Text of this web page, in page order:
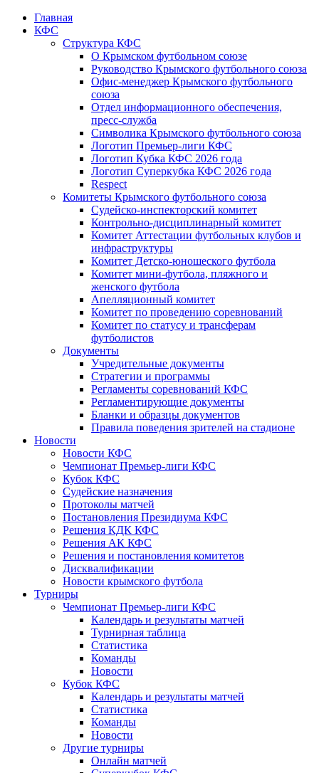
Главная
КФС
Структура КФС
О Крымском футбольном союзе
Руководство Крымского футбольного союза
Офис-менеджер Крымского футбольного
союза
Отдел информационного обеспечения,
пресс-служба
Символика Крымского футбольного союза
Логотип Премьер-лиги КФС
Логотип Кубка КФС 2026 года
Логотип Суперкубка КФС 2026 года
Respect
Комитеты Крымского футбольного союза
Судейско-инспекторский комитет
Контрольно-дисциплинарный комитет
Комитет Аттестации футбольных клубов и
инфраструктуры
Комитет Детско-юношеского футбола
Комитет мини-футбола, пляжного и
женского футбола
Апелляционный комитет
Комитет по проведению соревнований
Комитет по статусу и трансферам
футболистов
Документы
Учредительные документы
Стратегии и программы
Регламенты соревнований КФС
Регламентирующие документы
Бланки и образцы документов
Правила поведения зрителей на стадионе
Новости
Новости КФС
Чемпионат Премьер-лиги КФС
Кубок КФС
Судейские назначения
Протоколы матчей
Постановления Президиума КФС
Решения КДК КФС
Решения АК КФС
Решения и постановления комитетов
Дисквалификации
Новости крымского футбола
Турниры
Чемпионат Премьер-лиги КФС
Календарь и результаты матчей
Турнирная таблица
Статистика
Команды
Новости
Кубок КФС
Календарь и результаты матчей
Статистика
Команды
Новости
Другие турниры
Онлайн матчей